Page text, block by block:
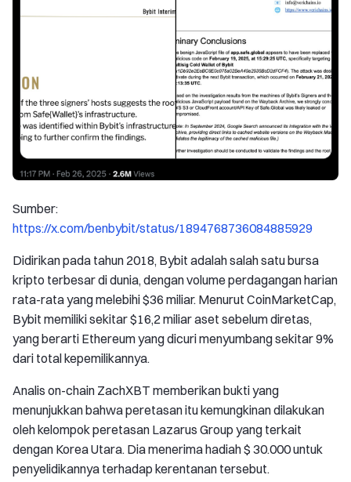
Sumber:
https://x.com/benbybit/status/1894768736084885929
Didirikan pada tahun 2018, Bybit adalah salah satu bursa
kripto terbesar di dunia, dengan volume perdagangan harian
rata-rata yang melebihi $36 miliar. Menurut CoinMarketCap,
Bybit memiliki sekitar $16,2 miliar aset sebelum diretas,
yang berarti Ethereum yang dicuri menyumbang sekitar 9%
dari total kepemilikannya.
Analis on-chain ZachXBT memberikan bukti yang
menunjukkan bahwa peretasan itu kemungkinan dilakukan
oleh kelompok peretasan Lazarus Group yang terkait
dengan Korea Utara. Dia menerima hadiah $ 30.000 untuk
penyelidikannya terhadap kerentanan tersebut.